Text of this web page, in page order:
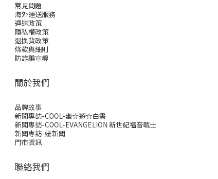
常見問題
海外運送服務
運送政策
隱私權政策
退換貨政策
條款與細則
防詐騙宣導
關於我們
品牌故事
新聞專訪-COOL-幽☆遊☆白書
新聞專訪-COOL-EVANGELION 新世紀福音戰士
新聞專訪-妞新聞
門市資訊
聯絡我們